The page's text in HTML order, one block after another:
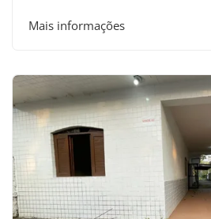
Mais informações